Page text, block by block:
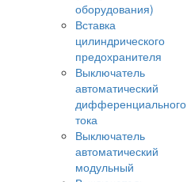
оборудования)
Вставка
цилиндрического
предохранителя
Выключатель
автоматический
дифференциального
тока
Выключатель
автоматический
модульный